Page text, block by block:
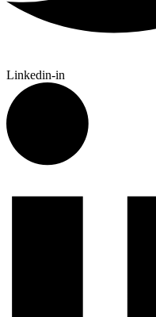
Linkedin-in